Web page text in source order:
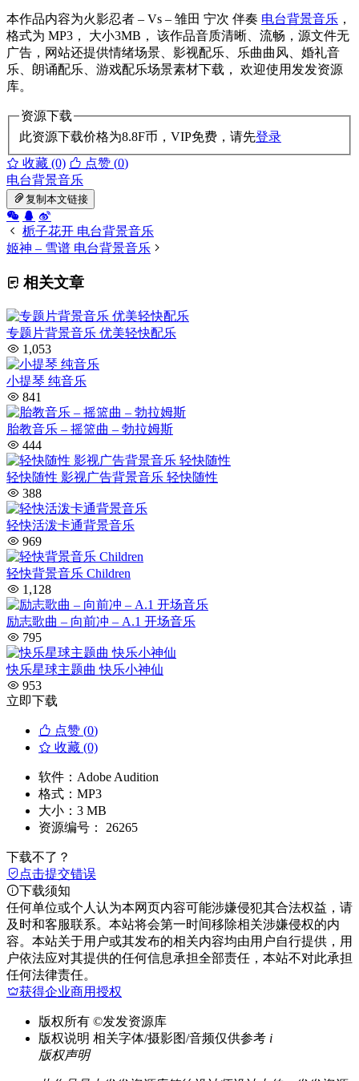
本作品内容为火影忍者 – Vs – 雏田 宁次 伴奏 电台背景音乐 ，
格式为 MP3， 大小3MB， 该作品音质清晰、流畅，源文件无
广告，网站还提供情绪场景、影视配乐、乐曲曲风、婚礼音
乐、朗诵配乐、游戏配乐场景素材下载， 欢迎使用发发资源
库。
资源下载
此资源下载价格为8.8F币，VIP免费，请先登录
收藏 (0)
点赞 (0)
电台背景音乐
复制本文链接
栀子花开 电台背景音乐
姬神 – 雪谱 电台背景音乐
相关文章
专题片背景音乐 优美轻快配乐
1,053
小提琴 纯音乐
841
胎教音乐 – 摇篮曲 – 勃拉姆斯
444
轻快随性 影视广告背景音乐 轻快随性
388
轻快活泼卡通背景音乐
969
轻快背景音乐 Children
1,128
励志歌曲 – 向前冲 – A.1 开场音乐
795
快乐星球主题曲 快乐小神仙
953
立即下载
点赞 (0)
收藏 (0)
软件： Adobe Audition
格式： MP3
大小： 3 MB
资源编号： 26265
下载不了？
点击提交错误
下载须知
任何单位或个人认为本网页内容可能涉嫌侵犯其合法权益，请
及时和客服联系。本站将会第一时间移除相关涉嫌侵权的内
容。本站关于用户或其发布的相关内容均由用户自行提供，用
户依法应对其提供的任何信息承担全部责任，本站不对此承担
任何法律责任。
获得企业商用授权
版权所有 ©发发资源库
版权说明 相关字体/摄影图/音频仅供参考 i
版权声明